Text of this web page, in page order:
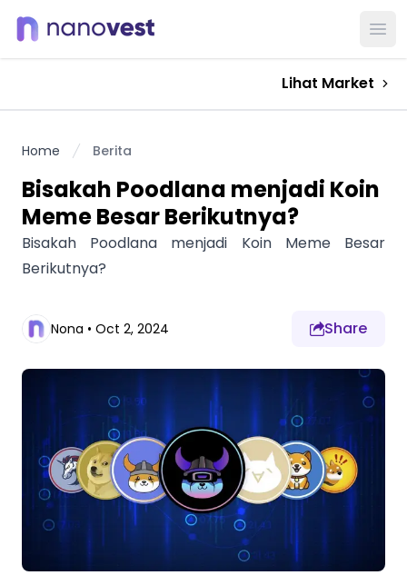
Lihat Market
Home Berita
Bisakah Poodlana menjadi Koin
Meme Besar Berikutnya?
Bisakah Poodlana menjadi Koin Meme Besar
Berikutnya?
Nona • Oct 2, 2024 Share